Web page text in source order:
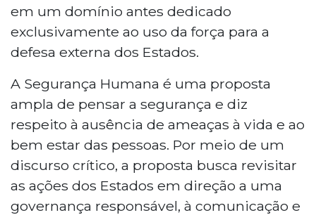
em um domínio antes dedicado
exclusivamente ao uso da força para a
defesa externa dos Estados.
A Segurança Humana é uma proposta
ampla de pensar a segurança e diz
respeito à ausência de ameaças à vida e ao
bem estar das pessoas. Por meio de um
discurso crítico, a proposta busca revisitar
as ações dos Estados em direção a uma
governança responsável, à comunicação e